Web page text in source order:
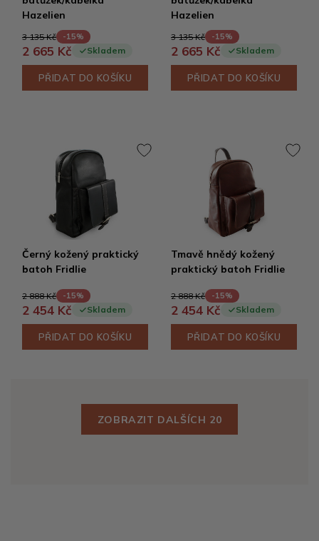
Hazelien
3 135 Kč -15%
2 665 Kč Skladem
PŘIDAT DO KOŠÍKU
Hazelien
3 135 Kč -15%
2 665 Kč Skladem
PŘIDAT DO KOŠÍKU
Černý kožený praktický
batoh Fridlie
2 888 Kč -15%
2 454 Kč Skladem
PŘIDAT DO KOŠÍKU
Tmavě hnědý kožený
praktický batoh Fridlie
2 888 Kč -15%
2 454 Kč Skladem
PŘIDAT DO KOŠÍKU
ZOBRAZIT DALŠÍCH 20